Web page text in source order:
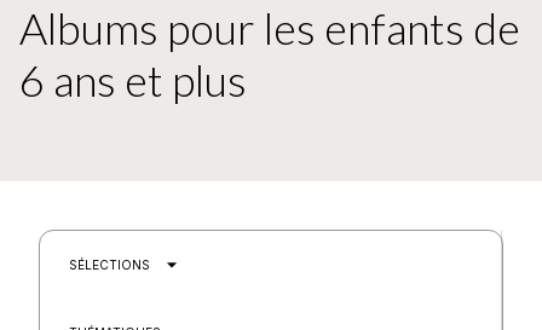
Albums pour les enfants de
6 ans et plus
SÉLECTIONS arrow_drop_down